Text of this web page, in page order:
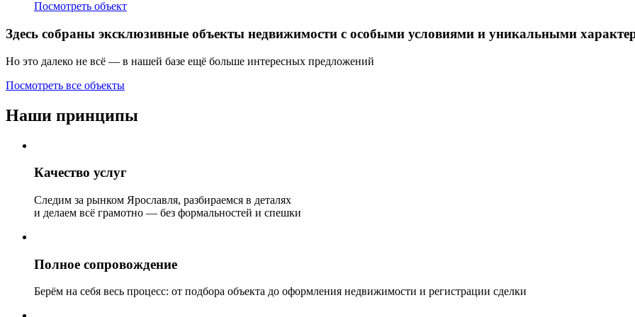
Посмотреть объект
Здесь собраны эксклюзивные объекты недвижимости с особыми условиями и уникальными
Но это далеко не всё — в нашей базе ещё больше интересных предложений
Посмотреть все объекты
Наши принципы
Качество услуг
Следим за рынком Ярославля, разбираемся в деталях
и делаем всё грамотно — без формальностей и спешки
Полное сопровождение
Берём на себя весь процесс: от подбора объекта до оформления недвижимости и регистрации сделки